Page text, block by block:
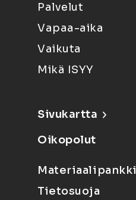
Palvelut
Vapaa-aika
Vaikuta
Mikä ISYY
Sivukartta
Oikopolut
Materiaalipankki
Tietosuoja